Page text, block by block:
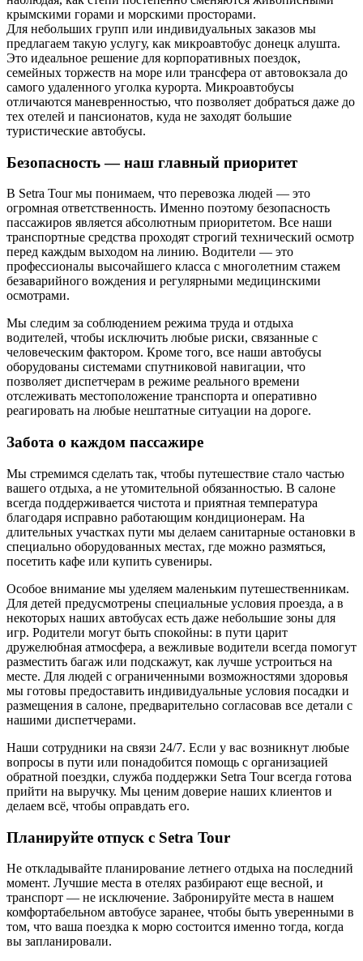
крымскими горами и морскими просторами.
Для небольших групп или индивидуальных заказов мы
предлагаем такую услугу, как микроавтобус донецк алушта.
Это идеальное решение для корпоративных поездок,
семейных торжеств на море или трансфера от автовокзала до
самого удаленного уголка курорта. Микроавтобусы
отличаются маневренностью, что позволяет добраться даже до
тех отелей и пансионатов, куда не заходят большие
туристические автобусы.
Безопасность — наш главный приоритет
В Setra Tour мы понимаем, что перевозка людей — это
огромная ответственность. Именно поэтому безопасность
пассажиров является абсолютным приоритетом. Все наши
транспортные средства проходят строгий технический осмотр
перед каждым выходом на линию. Водители — это
профессионалы высочайшего класса с многолетним стажем
безаварийного вождения и регулярными медицинскими
осмотрами.
Мы следим за соблюдением режима труда и отдыха
водителей, чтобы исключить любые риски, связанные с
человеческим фактором. Кроме того, все наши автобусы
оборудованы системами спутниковой навигации, что
позволяет диспетчерам в режиме реального времени
отслеживать местоположение транспорта и оперативно
реагировать на любые нештатные ситуации на дороге.
Забота о каждом пассажире
Мы стремимся сделать так, чтобы путешествие стало частью
вашего отдыха, а не утомительной обязанностью. В салоне
всегда поддерживается чистота и приятная температура
благодаря исправно работающим кондиционерам. На
длительных участках пути мы делаем санитарные остановки в
специально оборудованных местах, где можно размяться,
посетить кафе или купить сувениры.
Особое внимание мы уделяем маленьким путешественникам.
Для детей предусмотрены специальные условия проезда, а в
некоторых наших автобусах есть даже небольшие зоны для
игр. Родители могут быть спокойны: в пути царит
дружелюбная атмосфера, а вежливые водители всегда помогут
разместить багаж или подскажут, как лучше устроиться на
месте. Для людей с ограниченными возможностями здоровья
мы готовы предоставить индивидуальные условия посадки и
размещения в салоне, предварительно согласовав все детали с
нашими диспетчерами.
Наши сотрудники на связи 24/7. Если у вас возникнут любые
вопросы в пути или понадобится помощь с организацией
обратной поездки, служба поддержки Setra Tour всегда готова
прийти на выручку. Мы ценим доверие наших клиентов и
делаем всё, чтобы оправдать его.
Планируйте отпуск с Setra Tour
Не откладывайте планирование летнего отдыха на последний
момент. Лучшие места в отелях разбирают еще весной, и
транспорт — не исключение. Забронируйте места в нашем
комфортабельном автобусе заранее, чтобы быть уверенными в
том, что ваша поездка к морю состоится именно тогда, когда
вы запланировали.